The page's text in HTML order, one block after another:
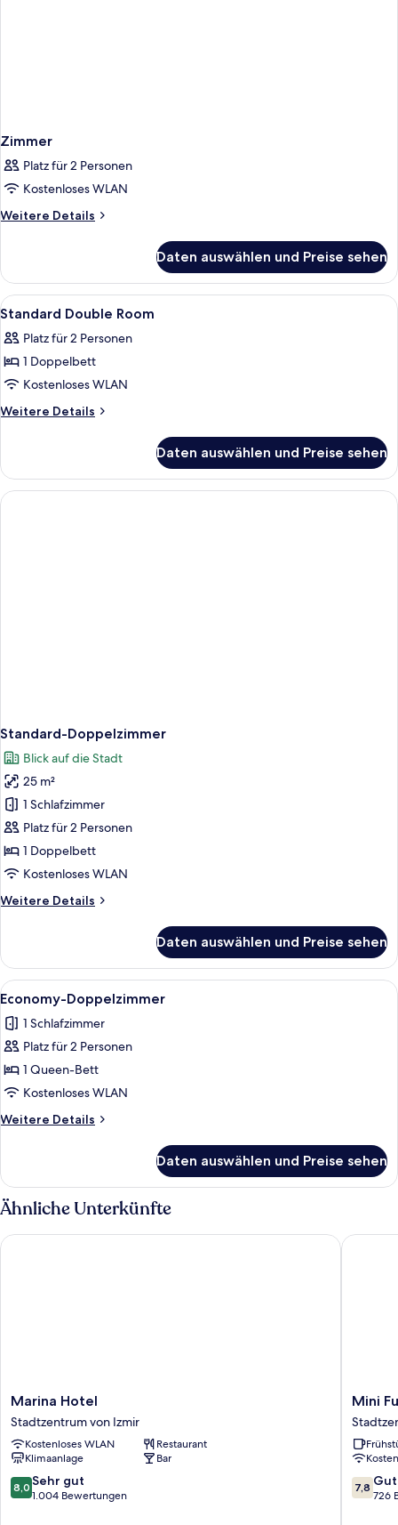
Zimmer
Platz für 2 Personen
Kostenloses WLAN
Weitere Details
Weitere
Daten auswählen und Preise sehen
Alle
Fotos
für
Standard
Double
Room
Schreibtisch, laptopgeeigneter
24
Standard Double Room
Platz für 2 Personen
1 Doppelbett
Kostenloses WLAN
Weitere Details
Weitere
Double
Room
Daten auswählen und Preise sehen
Standard-Doppelzimmer
Blick auf die Stadt
25 m²
1 Schlafzimmer
Platz für 2 Personen
1 Doppelbett
Kostenloses WLAN
Weitere Details
Weitere
Doppelzimmer
Daten auswählen und Preise sehen
Alle
Fotos
für
Economy-
Doppelzimmer
anzeigen
Ein modernes Hotelzimmer mit
1
Economy-Doppelzimmer
1 Schlafzimmer
Platz für 2 Personen
1 Queen-Bett
Kostenloses WLAN
Weitere Details
Weitere
Doppelzimmer
Daten auswählen und Preise sehen
Ähnliche Unterkünfte
Marina
Hotel
Stadtzentrum
von
Izmir
Marina Hotel
Stadtzentrum von Izmir
Kostenloses WLAN
Restaurant
Klimaanlage
Bar
8.0
von
8,0 Sehr gut
1.004 Bewertungen
Marina Hotel
Mini
Fuar
Hotel
von
Izmir
Mini
7.8
von
7,8 Gut
726
Mini